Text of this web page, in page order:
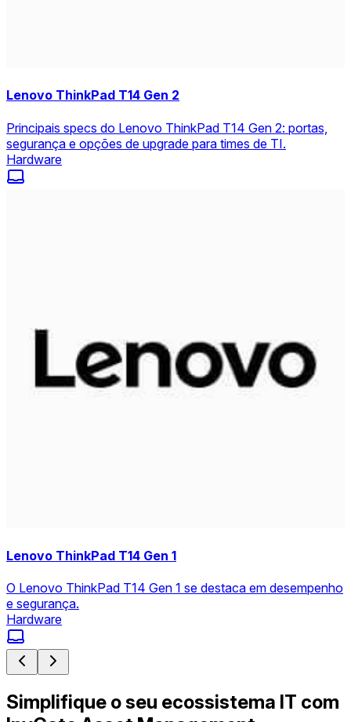
Lenovo ThinkPad T14 Gen 2
Principais specs do Lenovo ThinkPad T14 Gen 2: portas,
segurança e opções de upgrade para times de TI.
Hardware
Lenovo ThinkPad T14 Gen 1
O Lenovo ThinkPad T14 Gen 1 se destaca em desempenho
e segurança.
Hardware
Simplifique o seu ecossistema IT com